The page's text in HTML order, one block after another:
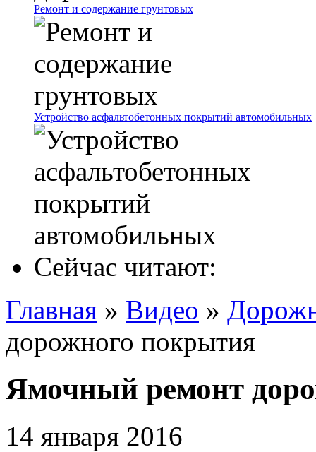
Ремонт и содержание грунтовых
Устройство асфальтобетонных покрытий автомобильных
Сейчас читают:
Главная » Видео »
дорожного покрытия
Ямочный ремонт
14 января 2016